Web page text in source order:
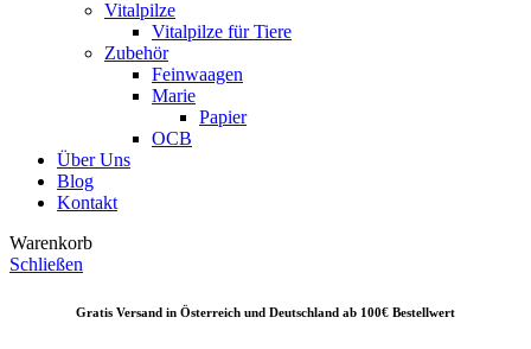
Vitalpilze
Vitalpilze für Tiere
Zubehör
Feinwaagen
Marie
Papier
OCB
Über Uns
Blog
Kontakt
Warenkorb
Schließen
Gratis Versand in Österreich und Deutschland ab 100€ Bestellwert